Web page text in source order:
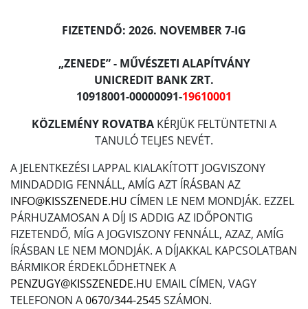
FIZETENDŐ: 2026. NOVEMBER 7-IG
„ZENEDE” - MŰVÉSZETI ALAPÍTVÁNY
UNICREDIT BANK ZRT.
10918001-00000091-19610001
KÖZLEMÉNY ROVATBA KÉRJÜK FELTÜNTETNI A
TANULÓ TELJES NEVÉT.
A JELENTKEZÉSI LAPPAL KIALAKÍTOTT JOGVISZONY
MINDADDIG FENNÁLL, AMÍG AZT ÍRÁSBAN AZ
INFO@KISSZENEDE.HU CÍMEN LE NEM MONDJÁK. EZZEL
PÁRHUZAMOSAN A DÍJ IS ADDIG AZ IDŐPONTIG
FIZETENDŐ, MÍG A JOGVISZONY FENNÁLL, AZAZ, AMÍG
ÍRÁSBAN LE NEM MONDJÁK. A DÍJAKKAL KAPCSOLATBAN
BÁRMIKOR ÉRDEKLŐDHETNEK A
PENZUGY@KISSZENEDE.HU EMAIL CÍMEN, VAGY
TELEFONON A0670/344-2545SZÁMON.